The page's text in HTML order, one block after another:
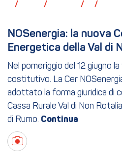
/
/
/
/
NOSenergia: la nuova
Energetica della Val di
Nel pomeriggio del 12 giugno
costitutivo. La Cer
adottato la forma giuridica di
Cassa Rurale Val di Non
di Rumo.